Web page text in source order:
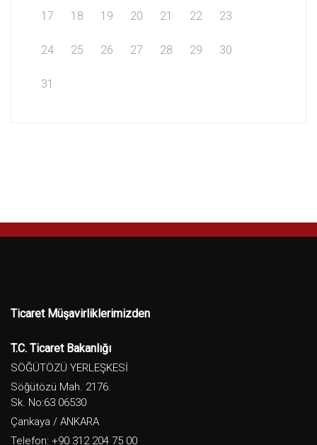
17 18 19 20 21 22 23
24 25 26 27 28 29 30
31
Ticaret Müşavirliklerimizden
T.C. Ticaret Bakanlığı
SÖĞÜTÖZÜ YERLEŞKESİ
Söğütözü Mah. 2176.
Sk. No:63 06530
Çankaya / ANKARA
Telefon: +90 312 204 75 00